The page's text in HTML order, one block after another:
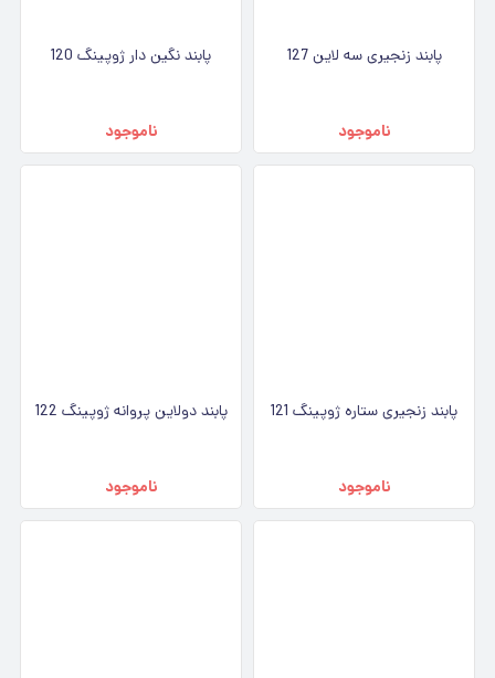
پابند زنجیری سه لاین 127
ناموجود
پابند نگین دار ژوپینگ 120
ناموجود
پابند زنجیری ستاره ژوپینگ 121
ناموجود
پابند دولاین پروانه ژوپینگ 122
ناموجود